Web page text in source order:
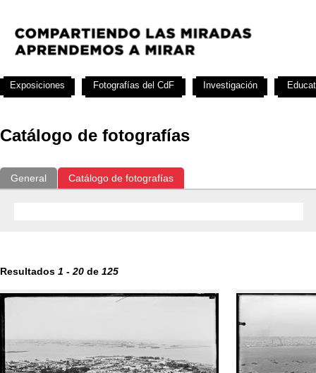
Catálogo de fotografías
General Catálogo de fotografías
Resultados 1 - 20 de 125
Exposiciones Fotografías del CdF Investigación